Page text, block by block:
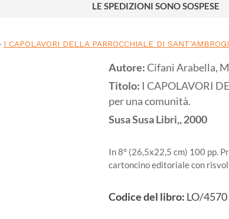
LE SPEDIZIONI SONO SOSPESE
I CAPOLAVORI DELLA PARROCCHIALE DI
Autore:Cifani Arabella,
Titolo: I CAPOLAVORI
per una comunità.
SusaSusa Libri,,2000
In 8° (26,5x22,5 cm) 100 pp.
cartoncino editoriale con
Codice del libro: LO/4570